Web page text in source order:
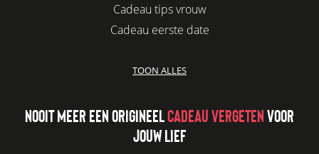
Cadeau tips vrouw
Cadeau eerste date
Leuke kadootjes
Azur
Kaars cadeau geven
TOON ALLES
NOOIT MEER EEN ORIGINEELCADEAU VERGETENVOOR
JOUW LIEF